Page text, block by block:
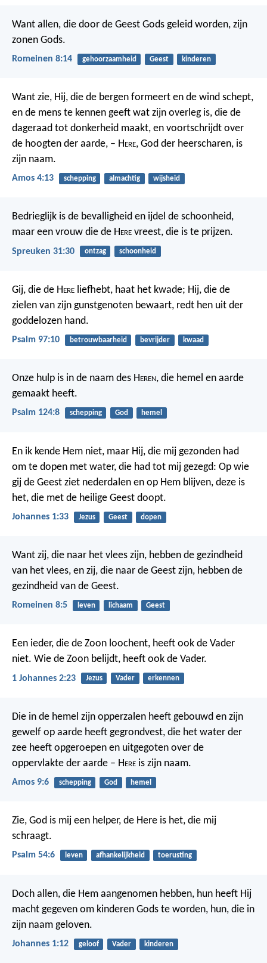
Want allen, die door de Geest Gods geleid worden, zijn
zonen Gods.
Romeinen 8:14 gehoorzaamheid Geest kinderen
Want zie, Hij, die de bergen formeert en de wind schept,
en de mens te kennen geeft wat zijn overleg is, die de
dageraad tot donkerheid maakt, en voortschrijdt over
de hoogten der aarde, – Here, God der heerscharen, is
zijn naam.
Amos 4:13 schepping almachtig wijsheid
Bedrieglijk is de bevalligheid en ijdel de schoonheid,
maar een vrouw die de Here vreest, die is te prijzen.
Spreuken 31:30 ontzag schoonheid
Gij, die de Here liefhebt, haat het kwade; Hij, die de
zielen van zijn gunstgenoten bewaart, redt hen uit der
goddelozen hand.
Psalm 97:10 betrouwbaarheid bevrijder kwaad
Onze hulp is in de naam des Heren, die hemel en aarde
gemaakt heeft.
Psalm 124:8 schepping God hemel
En ik kende Hem niet, maar Hij, die mij gezonden had
om te dopen met water, die had tot mij gezegd: Op wie
gij de Geest ziet nederdalen en op Hem blijven, deze is
het, die met de heilige Geest doopt.
Johannes 1:33 Jezus Geest dopen
Want zij, die naar het vlees zijn, hebben de gezindheid
van het vlees, en zij, die naar de Geest zijn, hebben de
gezindheid van de Geest.
Romeinen 8:5 leven lichaam Geest
Een ieder, die de Zoon loochent, heeft ook de Vader
niet. Wie de Zoon belijdt, heeft ook de Vader.
1 Johannes 2:23 Jezus Vader erkennen
Die in de hemel zijn opperzalen heeft gebouwd en zijn
gewelf op aarde heeft gegrondvest, die het water der
zee heeft opgeroepen en uitgegoten over de
oppervlakte der aarde – Here is zijn naam.
Amos 9:6 schepping God hemel
Zie, God is mij een helper, de Here is het, die mij
schraagt.
Psalm 54:6 leven afhankelijkheid toerusting
Doch allen, die Hem aangenomen hebben, hun heeft Hij
macht gegeven om kinderen Gods te worden, hun, die in
zijn naam geloven.
Johannes 1:12 geloof Vader kinderen